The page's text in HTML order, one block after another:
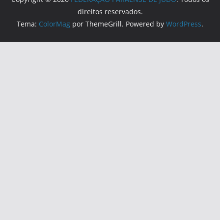
direitos reservados.
Tema: ColorMag por ThemeGrill. Powered by WordPress.